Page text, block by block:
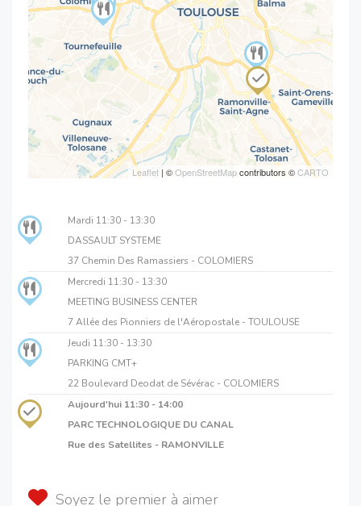
Leaflet | ©OpenStreetMapcontributors ©CARTO
Mardi 11:30 - 13:30
DASSAULT SYSTEME
37 Chemin Des Ramassiers - COLOMIERS
Mercredi 11:30 - 13:30
MEETING BUSINESS CENTER
7 Allée des Pionniers de l'Aéropostale - TOULOUSE
Jeudi 11:30 - 13:30
PARKING CMT+
22 Boulevard Deodat de Sévérac - COLOMIERS
Aujourd'hui 11:30 - 14:00
PARC TECHNOLOGIQUE DU CANAL
Rue des Satellites - RAMONVILLE
Soyez le premier à aimer